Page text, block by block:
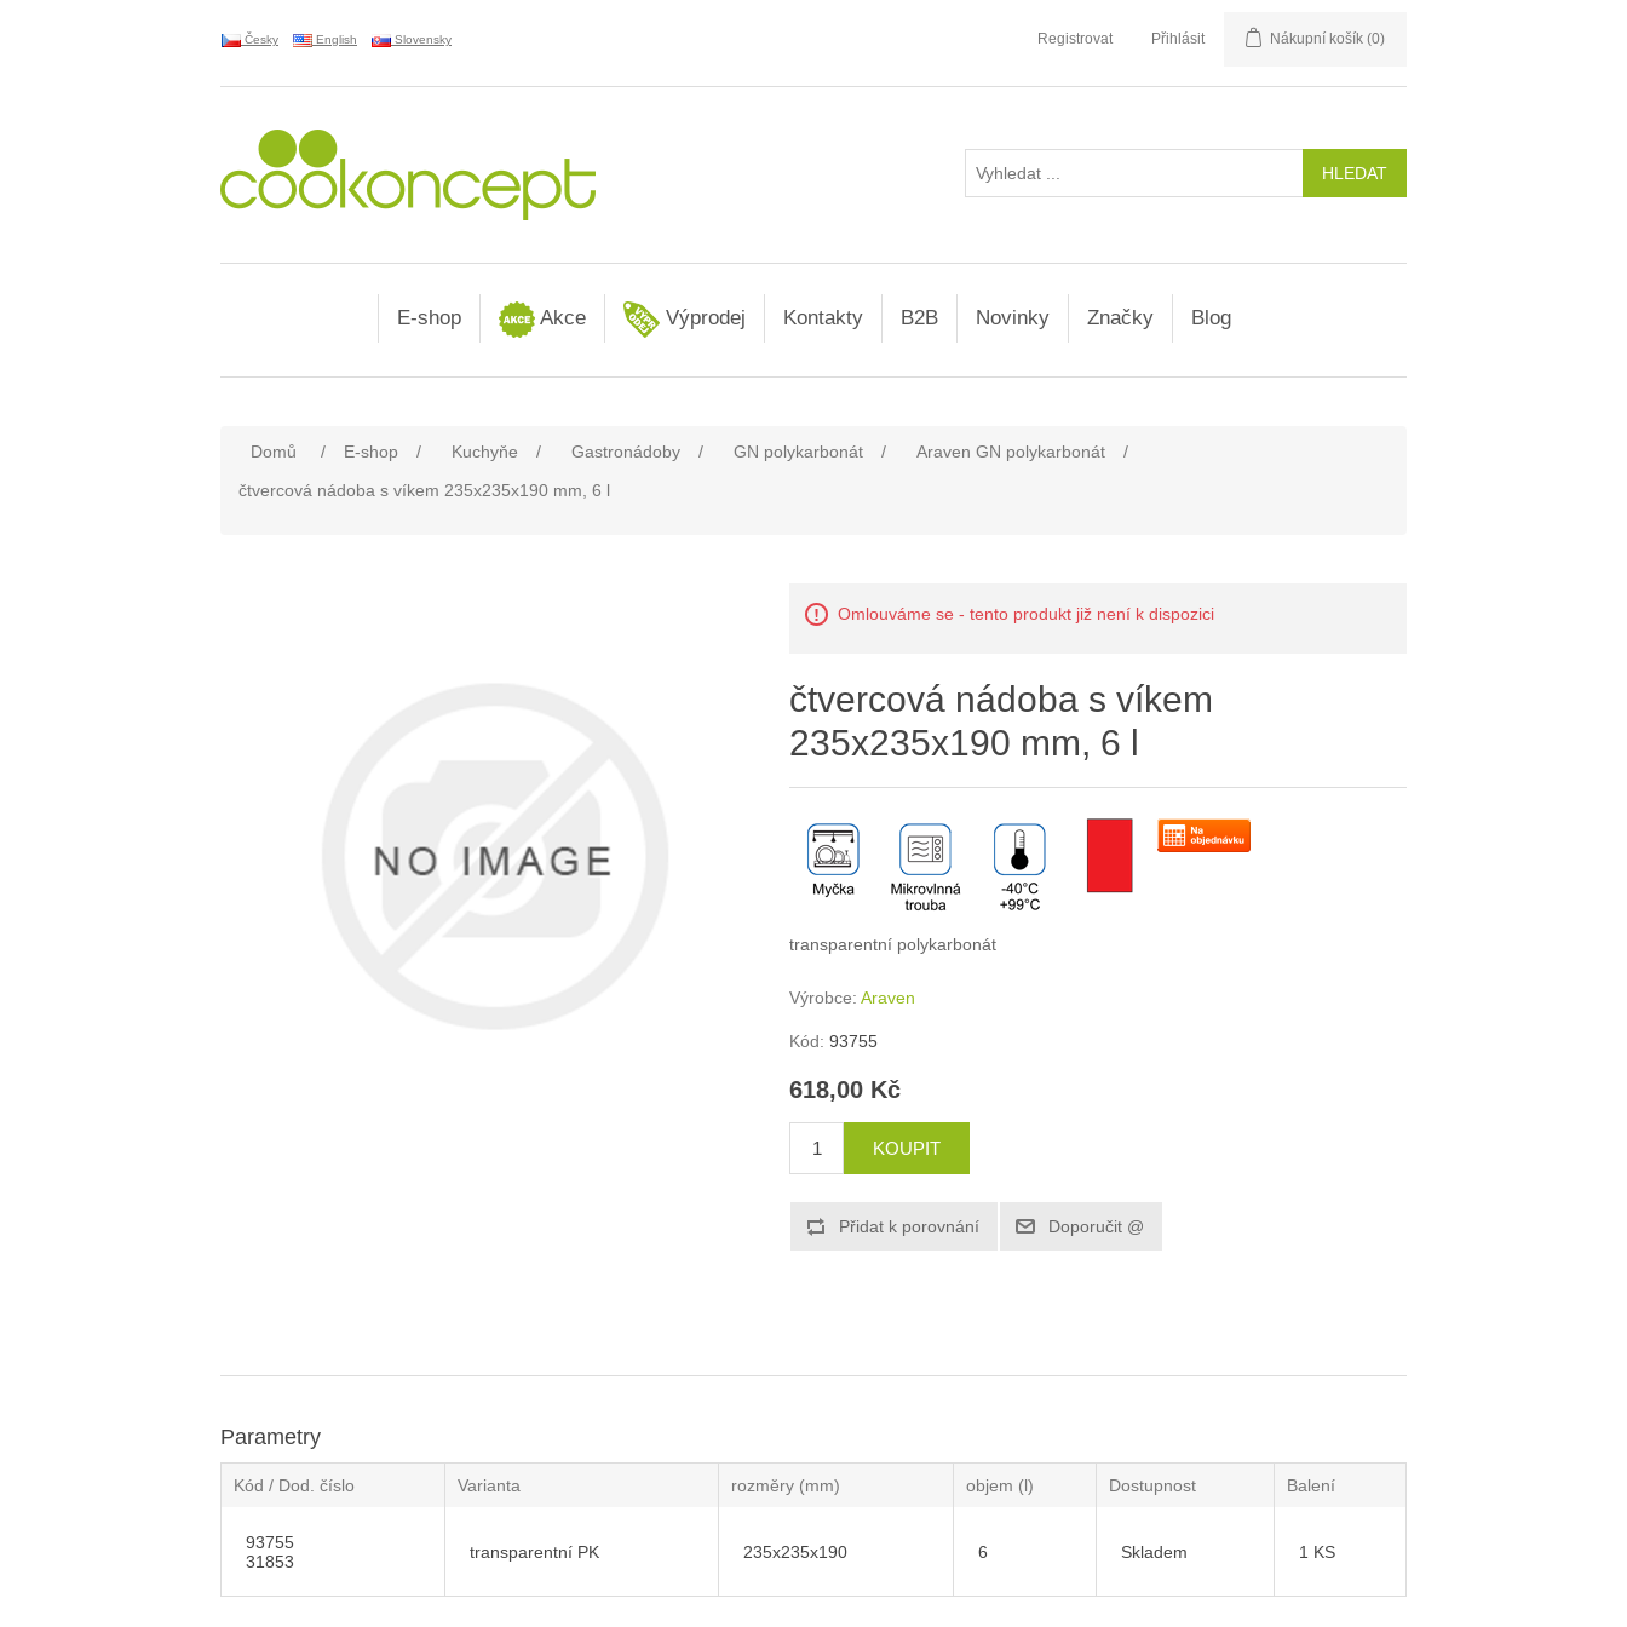
Česky English Slovensky Registrovat Přihlásit Nákupní košík (0)
E-shop Akce Výprodej Kontakty B2B Novinky Značky Blog
Domů / E-shop / Kuchyňe / Gastronádoby / GN polykarbonát / Araven GN polykarbonát
/
čtvercová nádoba s víkem 235x235x190 mm, 6 l
Omlouváme se - tento produkt již není k dispozici
čtvercová nádoba s víkem
235x235x190 mm, 6 l
transparentní polykarbonát
Výrobce: Araven
Kód: 93755
618,00 Kč
Parametry
Kód / Dod. číslo Varianta rozměry (mm) objem (l) Dostupnost Balení
93755
31853
transparentní PK 235x235x190 6 Skladem 1 KS